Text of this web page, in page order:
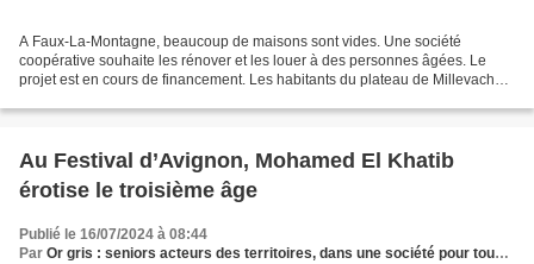
A Faux-La-Montagne, beaucoup de maisons sont vides. Une société
coopérative souhaite les rénover et les louer à des personnes âgées. Le
projet est en cours de financement. Les habitants du plateau de Millevaches
Au Festival d’Avignon, Mohamed El Khatib
érotise le troisième âge
Publié le 16/07/2024 à 08:44
Par Or gris : seniors acteurs des territoires, dans une société pour tous les âges